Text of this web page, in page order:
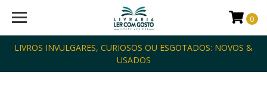
LIVROS INVULGARES, CURIOSOS OU ESGOTADOS: NOVOS &
USADOS
0